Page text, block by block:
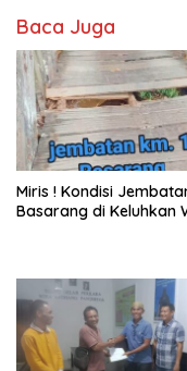
Baca Juga
Miris ! Kondisi
Basarang di Keluhkan